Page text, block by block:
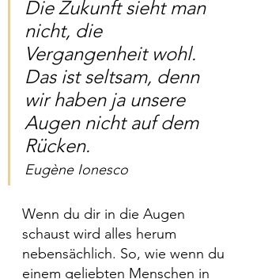
Die Zukunft sieht man
nicht, die
Vergangenheit wohl.
Das ist seltsam, denn
wir haben ja unsere
Augen nicht auf dem
Rücken.
Eugène Ionesco
Wenn du dir in die Augen
schaust wird alles herum
nebensächlich. So, wie wenn du
einem geliebten Menschen in